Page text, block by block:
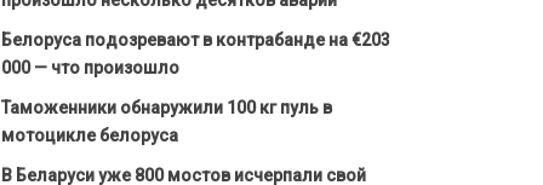
Белоруса подозревают в контрабанде на €203
000 — что произошло
Таможенники обнаружили 100 кг пуль в
мотоцикле белоруса
В Беларуси уже 800 мостов исчерпали свой